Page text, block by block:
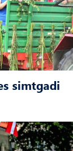
simtgadi